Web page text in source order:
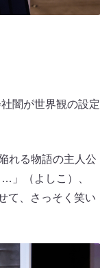
闇が世界観の設定
れる物語の主人公
」（よしこ）、
て、さっそく笑い